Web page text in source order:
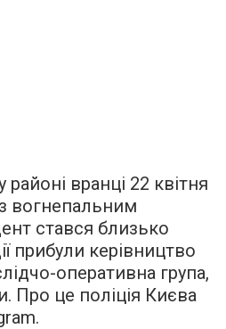
вранці 22 квітня
вогнепальним
стався близько
прибули керівництво
оперативна група,
Про це поліція Києва